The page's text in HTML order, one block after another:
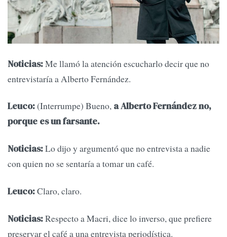
Noticias:Me llamó la atención escucharlo decir que no
entrevistaría a Alberto Fernández.
Leuco:(Interrumpe) Bueno, a Alberto Fernández no,
porque es un farsante.
Noticias:Lo dijo y argumentó que no entrevista a nadie
con quien no se sentaría a tomar un café.
Leuco:Claro, claro.
Noticias:Respecto a Macri, dice lo inverso, que prefiere
preservar el café a una entrevista periodística.